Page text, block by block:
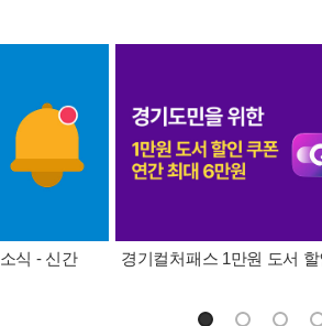
식 - 신간
경기컬처패스 1만원 도서